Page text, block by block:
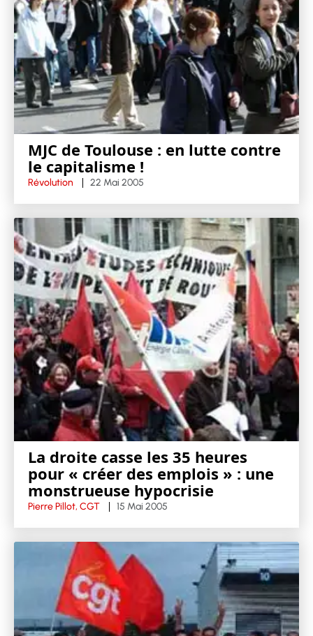
MJC de Toulouse : en lutte contre
le capitalisme !
Révolution 22 Mai 2005
La droite casse les 35 heures
pour « créer des emplois » : une
monstrueuse hypocrisie
Pierre Pillot, CGT 15 Mai 2005